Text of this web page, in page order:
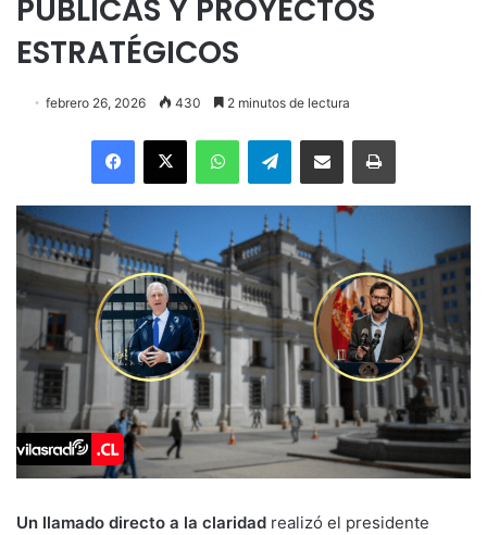
PÚBLICAS Y PROYECTOS
ESTRATÉGICOS
febrero 26, 2026 430 2 minutos de lectura
Facebook
X WhatsAppTelegramEnviar vía email Imprimir
Un llamado directo a la claridad realizó el presidente